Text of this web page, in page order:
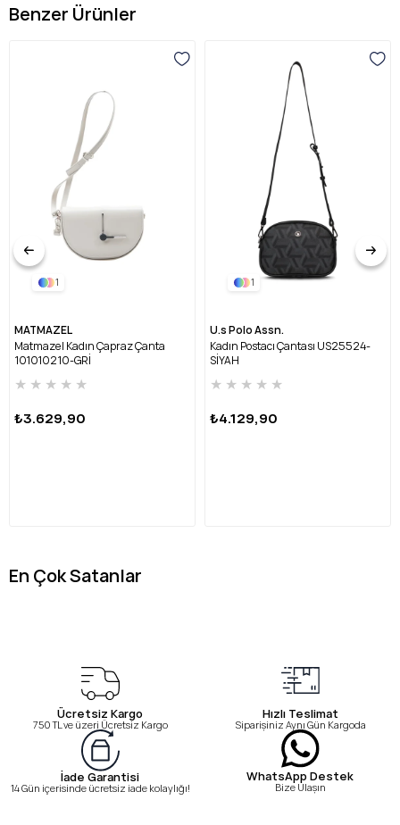
Benzer Ürünler
1
MATMAZEL
Matmazel Kadın Çapraz Çanta
101010210-GRİ
★ ★ ★ ★ ★
₺3.629,90
1
U.s Polo Assn.
Kadın Postacı Çantası US25524-
SİYAH
★ ★ ★ ★ ★
₺4.129,90
En Çok Satanlar
Ücretsiz Kargo
750 TL ve üzeri Ücretsiz Kargo
Hızlı Teslimat
Siparişiniz Aynı Gün Kargoda
İade Garantisi
14 Gün içerisinde ücretsiz iade kolaylığı!
WhatsApp Destek
Bize Ulaşın